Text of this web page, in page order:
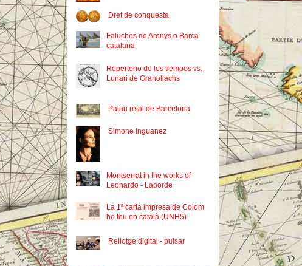
Dret de conquesta
Faluchos de Arenys o Barca
catalana
Repertorio de los tiempos vs.
Lunari de Granollachs
Palau reial de Barcelona
Simone Inguanez
Montserrat in the works of
Leonardo - Laborde
La 1ª carta impresa de Colom
ho fou en català (UNH5)
Rellotge digital - pulsar